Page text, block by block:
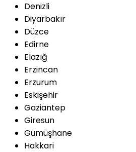
Denizli
Diyarbakır
Düzce
Edirne
Elazığ
Erzincan
Erzurum
Eskişehir
Gaziantep
Giresun
Gümüşhane
Hakkari